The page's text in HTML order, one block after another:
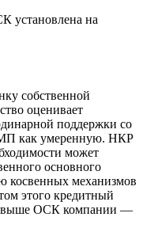
установлена на
собственной
оценивает
поддержки со
как умеренную. НКР
может
основного
косвенных механизмов
этого кредитный
выше ОСК компании —